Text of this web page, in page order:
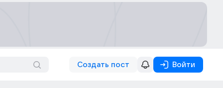
Создать пост Войти